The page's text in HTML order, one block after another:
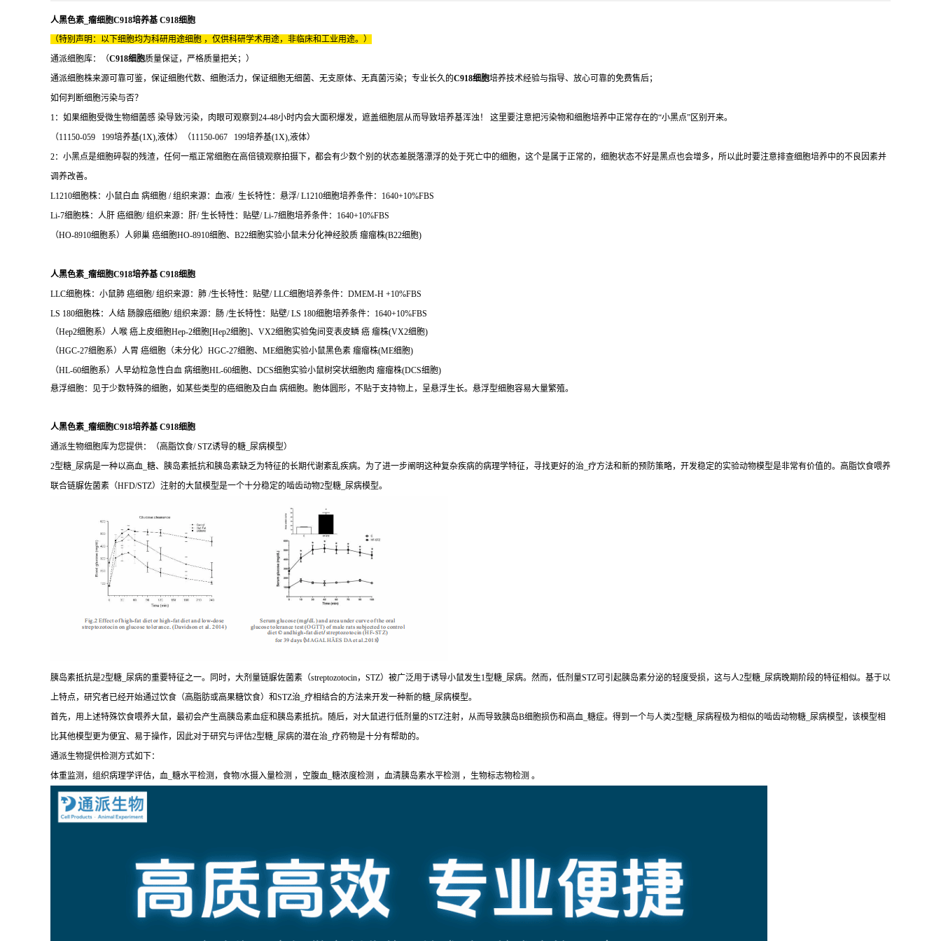
人黑色素_瘤细胞C918培养基 C918细胞
（特别声明：以下细胞均为科研用途细胞 ，仅供科研学术用途，非临床和工业用途。）
通派细胞库：（C918细胞质量保证，严格质量把关；）
通派细胞株来源可靠可鉴，保证细胞代数、细胞活力，保证细胞无细菌、无支原体、无真菌污染；专业长久的C918细胞培养技术经验与指导、放心可靠的免费售后；
如何判断细胞污染与否？
1：如果细胞受微生物细菌感 染导致污染，肉眼可观察到24-48小时内会大面积爆发，遮盖细胞层从而导致培养基浑浊！ 这里要注意把污染物和细胞培养中正常存在的“小黑点”区别开来。
（11150-059 199培养基(1X),液体）（11150-067 199培养基(1X),液体）
2：小黑点是细胞碎裂的残渣，任何一瓶正常细胞在高倍镜观察拍摄下，都会有少数个别的状态差脱落漂浮的处于死亡中的细胞，这个是属于正常的，细胞状态不好是黑点也会增多，所以此时要注意排查细胞培养中的不良因素并
调养改善。
L1210细胞株：小鼠白血 病细胞 / 组织来源：血液/ 生长特性：悬浮/ L1210细胞培养条件：1640+10%FBS
Li-7细胞株：人肝 癌细胞/ 组织来源：肝/ 生长特性：贴壁/ Li-7细胞培养条件：1640+10%FBS
（HO-8910细胞系）人卵巢 癌细胞HO-8910细胞、B22细胞实验小鼠未分化神经胶质 瘤瘤株(B22细胞)
人黑色素_瘤细胞C918培养基 C918细胞
LLC细胞株：小鼠肺 癌细胞/ 组织来源：肺 /生长特性：贴壁/ LLC细胞培养条件：DMEM-H +10%FBS
LS 180细胞株：人结 肠腺癌细胞/ 组织来源：肠 /生长特性：贴壁/ LS 180细胞培养条件：1640+10%FBS
（Hep2细胞系）人喉 癌上皮细胞Hep-2细胞[Hep2细胞]、VX2细胞实验兔间变表皮鳞 癌 瘤株(VX2细胞)
（HGC-27细胞系）人胃 癌细胞（未分化）HGC-27细胞、ME细胞实验小鼠黑色素 瘤瘤株(ME细胞)
（HL-60细胞系）人早幼粒急性白血 病细胞HL-60细胞、DCS细胞实验小鼠树突状细胞肉 瘤瘤株(DCS细胞)
悬浮细胞：见于少数特殊的细胞，如某些类型的癌细胞及白血 病细胞。胞体圆形，不贴于支持物上，呈悬浮生长。悬浮型细胞容易大量繁殖。
人黑色素_瘤细胞C918培养基 C918细胞
通派生物细胞库为您提供：（高脂饮食/ STZ诱导的糖_尿病模型）
2型糖_尿病是一种以高血_糖、胰岛素抵抗和胰岛素缺乏为特征的长期代谢紊乱疾病。为了进一步阐明这种复杂疾病的病理学特征，寻找更好的治_疗方法和新的预防策略，开发稳定的实验动物模型是非常有价值的。高脂饮食喂养
联合链脲佐菌素（HFD/STZ）注射的大鼠模型是一个十分稳定的啮齿动物2型糖_尿病模型。
胰岛素抵抗是2型糖_尿病的重要特征之一。同时，大剂量链脲佐菌素（streptozotocin，STZ）被广泛用于诱导小鼠发生1型糖_尿病。然而，低剂量STZ可引起胰岛素分泌的轻度受损，这与人2型糖_尿病晚期阶段的特征相似。基于以
上特点，研究者已经开始通过饮食（高脂肪或高果糖饮食）和STZ治_疗相结合的方法来开发一种新的糖_尿病模型。
首先，用上述特殊饮食喂养大鼠，最初会产生高胰岛素血症和胰岛素抵抗。随后，对大鼠进行低剂量的STZ注射，从而导致胰岛B细胞损伤和高血_糖症。得到一个与人类2型糖_尿病程极为相似的啮齿动物糖_尿病模型，该模型相
比其他模型更为便宜、易于操作，因此对于研究与评估2型糖_尿病的潜在治_疗药物是十分有帮助的。
通派生物提供检测方式如下：
体重监测，组织病理学评估，血_糖水平检测，食物/水摄入量检测 ，空腹血_糖浓度检测 ，血清胰岛素水平检测 ，生物标志物检测 。